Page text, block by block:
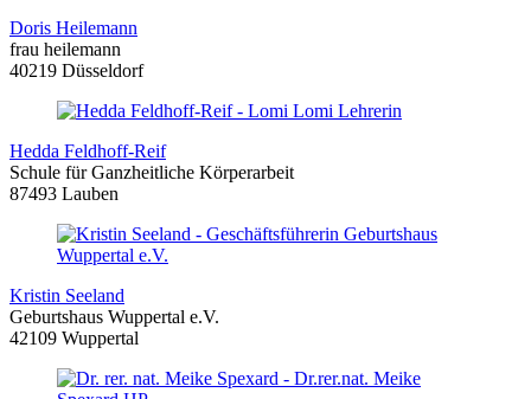
Doris Heilemann
frau heilemann
40219 Düsseldorf
Hedda Feldhoff-Reif
Schule für Ganzheitliche Körperarbeit
87493 Lauben
Kristin Seeland
Geburtshaus Wuppertal e.V.
42109 Wuppertal